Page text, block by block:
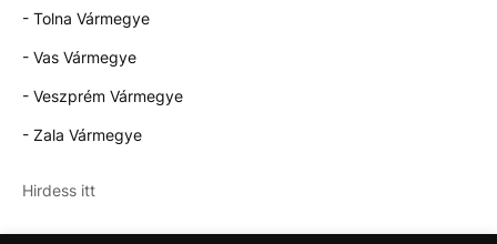
- Tolna Vármegye
- Vas Vármegye
- Veszprém Vármegye
- Zala Vármegye
Hirdess itt